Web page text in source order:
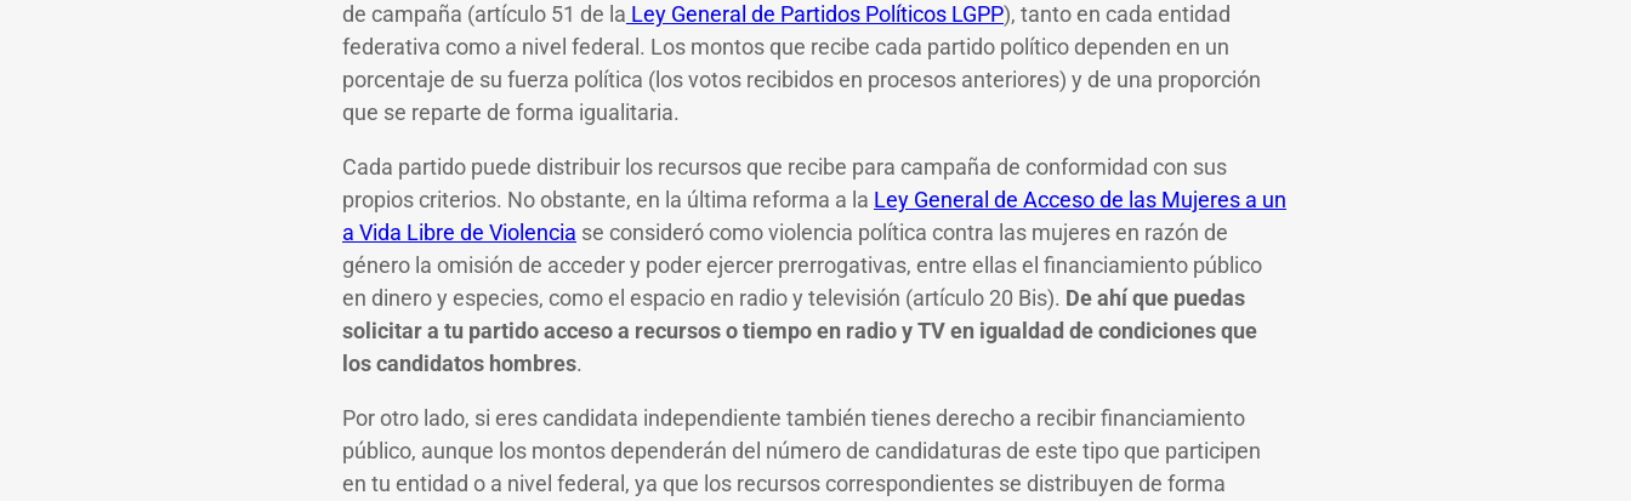
de campaña (artículo 51 de la Ley General de Partidos Políticos LGPP), tanto en cada entidad
federativa como a nivel federal. Los montos que recibe cada partido político dependen en un
porcentaje de su fuerza política (los votos recibidos en procesos anteriores) y de una proporción
que se reparte de forma igualitaria.
Cada partido puede distribuir los recursos que recibe para campaña de conformidad con sus
propios criterios. No obstante, en la última reforma a la Ley General de Acceso de las Mujeres a un
a Vida Libre de Violencia se consideró como violencia política contra las mujeres en razón de
género la omisión de acceder y poder ejercer prerrogativas, entre ellas el financiamiento público
en dinero y especies, como el espacio en radio y televisión (artículo 20 Bis). De ahí que puedas
solicitar a tu partido acceso a recursos o tiempo en radio y TV en igualdad de condiciones que
los candidatos hombres.
Por otro lado, si eres candidata independiente también tienes derecho a recibir financiamiento
público, aunque los montos dependerán del número de candidaturas de este tipo que participen
en tu entidad o a nivel federal, ya que los recursos correspondientes se distribuyen de forma